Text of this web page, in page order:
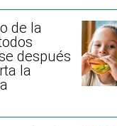
de la
después
la